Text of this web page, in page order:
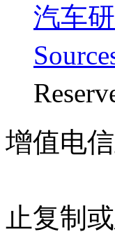
汽车
增值电
止复制